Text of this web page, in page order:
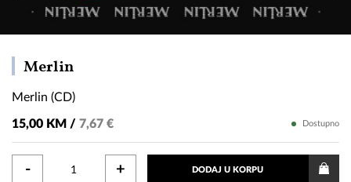
MerlinMerlin
(CD)
Merlin (CD)
15,00 KM / 7,67 € Dostupno
- + DODAJ U KORPU